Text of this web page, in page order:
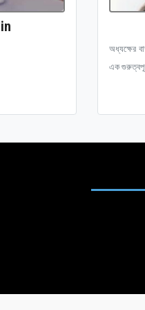
অধ্যক্ষের
এক